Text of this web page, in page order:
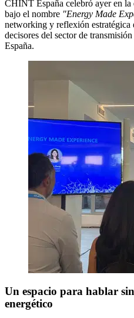
CHINT España celebró ayer en
bajo el nombre "Energy Made
networking y reflexión estratégica
decisores del sector de
España.
Un espacio para hablar
energético